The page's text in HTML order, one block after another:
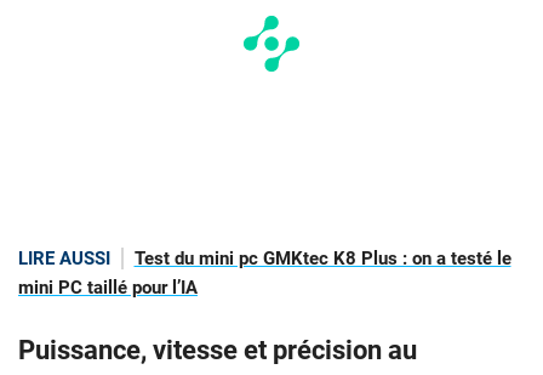
LIRE AUSSI
Test du mini pc GMKtec K8 Plus : on a testé le
mini PC taillé pour l’IA
Puissance, vitesse et précision au